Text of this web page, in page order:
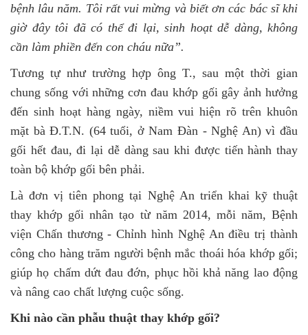
bệnh lâu năm. Tôi rất vui mừng và biết ơn các bác sĩ khi
giờ đây tôi đã có thể đi lại, sinh hoạt dễ dàng, không
cần làm phiền đến con cháu nữa”.
Tương tự như trường hợp ông T., sau một thời gian
chung sống với những cơn đau khớp gối gây ảnh hưởng
đến sinh hoạt hàng ngày, niềm vui hiện rõ trên khuôn
mặt bà Đ.T.N. (64 tuổi, ở Nam Đàn - Nghệ An) vì đầu
gối hết đau, đi lại dễ dàng sau khi được tiến hành thay
toàn bộ khớp gối bên phải.
Là đơn vị tiên phong tại Nghệ An triển khai kỹ thuật
thay khớp gối nhân tạo từ năm 2014, mỗi năm, Bệnh
viện Chấn thương - Chỉnh hình Nghệ An điều trị thành
công cho hàng trăm người bệnh mắc thoái hóa khớp gối;
giúp họ chấm dứt đau đớn, phục hồi khả năng lao động
và nâng cao chất lượng cuộc sống.
Khi nào cần phẫu thuật thay khớp gối?